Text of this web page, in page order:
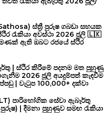
ස්ත්‍රී පුරුෂ ගබඩා සහයක
රැකියා අවස්ථා 2026 ජූලි 🇱🇰
ඇති ඔබට රජයේ ස්ථිර
| ස්ථිර කිරීමේ පදනම මත පුහුණු
2026 ජූලි අයදුම්පත් කැඳවීම
| වැටුප 100,000+ දක්වා
පාරිභෝගික සේවා ඇබෑර්තු
| දීමනා පුහුණුව සමඟ රැකියා